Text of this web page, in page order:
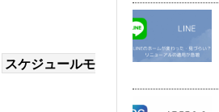
スケジュールモ